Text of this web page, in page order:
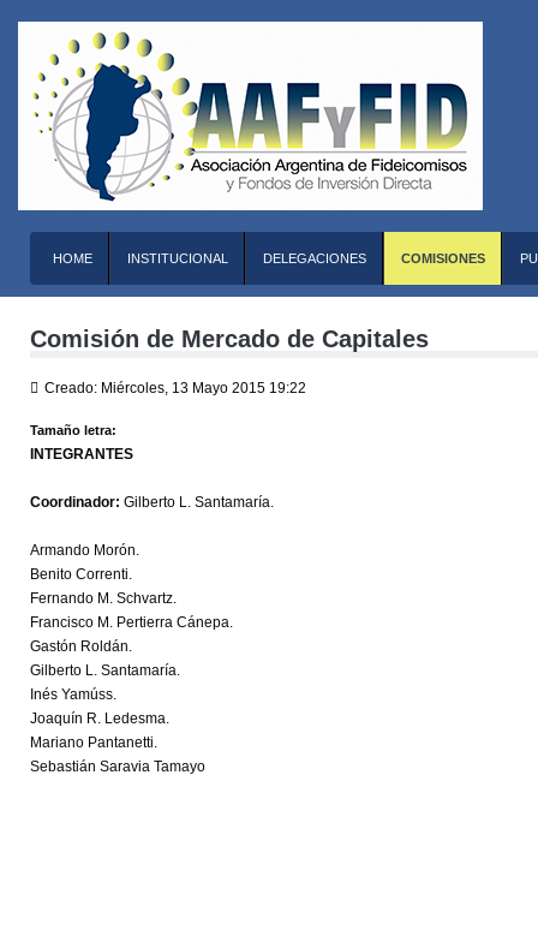
HOME INSTITUCIONAL DELEGACIONES COMISIONES
Comisión de Mercado de Capitales
Creado: Miércoles, 13 Mayo 2015 19:22
Tamaño letra:
INTEGRANTES
Coordinador: Gilberto L. Santamaría.
Armando Morón.
Benito Correnti.
Fernando M. Schvartz.
Francisco M. Pertierra Cánepa.
Gastón Roldán.
Gilberto L. Santamaría.
Inés Yamúss.
Joaquín R. Ledesma.
Mariano Pantanetti.
Sebastián Saravia Tamayo